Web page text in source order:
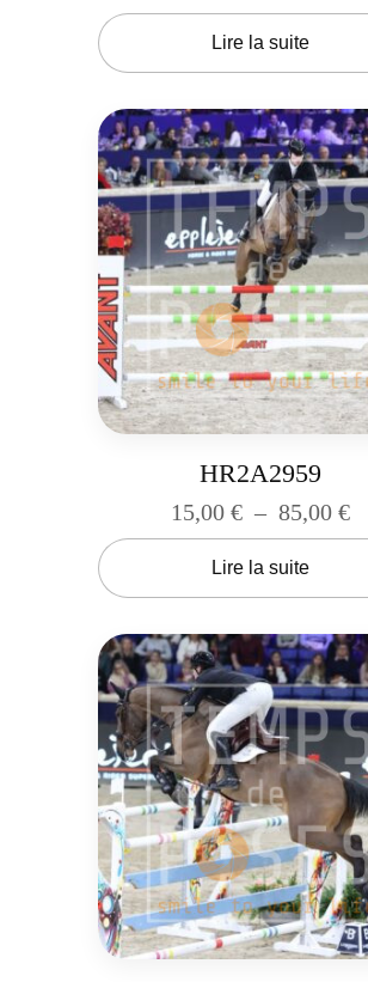
Lire la suite
HR2A2959
15,00€ – 85,00€
Lire la suite